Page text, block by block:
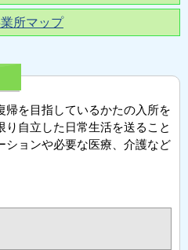
所マップ
帰を目指しているかたの入所を
自立した日常生活を送ること
ションや必要な医療、介護など